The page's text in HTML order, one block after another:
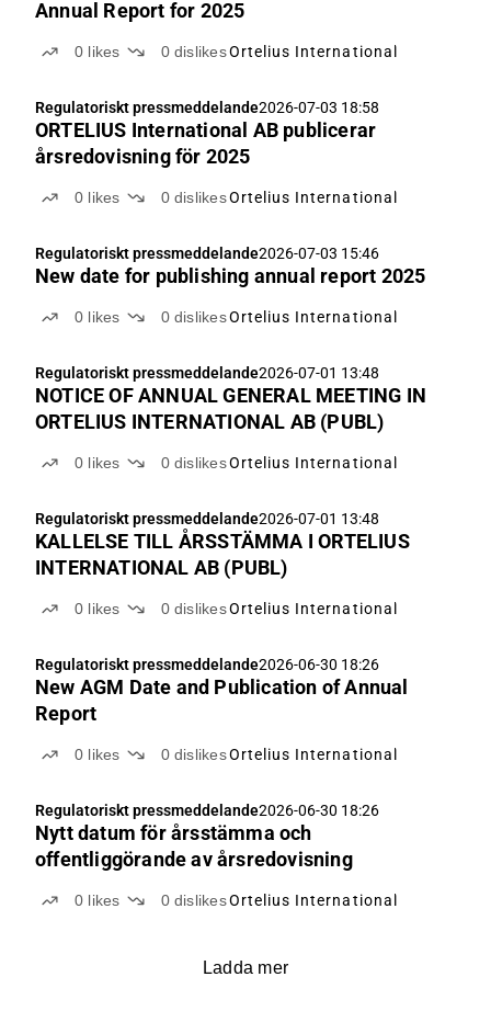
Annual Report for 2025
0 likes 0 dislikesOrtelius International
Regulatoriskt pressmeddelande2026-07-03 18:58
ORTELIUS International AB publicerar
årsredovisning för 2025
0 likes 0 dislikesOrtelius International
Regulatoriskt pressmeddelande2026-07-03 15:46
New date for publishing annual report 2025
0 likes 0 dislikesOrtelius International
Regulatoriskt pressmeddelande2026-07-01 13:48
NOTICE OF ANNUAL GENERAL MEETING IN
ORTELIUS INTERNATIONAL AB (PUBL)
0 likes 0 dislikesOrtelius International
Regulatoriskt pressmeddelande2026-07-01 13:48
KALLELSE TILL ÅRSSTÄMMA I ORTELIUS
INTERNATIONAL AB (PUBL)
0 likes 0 dislikesOrtelius International
Regulatoriskt pressmeddelande2026-06-30 18:26
New AGM Date and Publication of Annual
Report
0 likes 0 dislikesOrtelius International
Regulatoriskt pressmeddelande2026-06-30 18:26
Nytt datum för årsstämma och
offentliggörande av årsredovisning
0 likes 0 dislikesOrtelius International
Ladda mer